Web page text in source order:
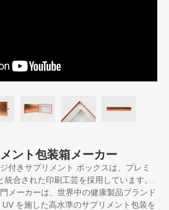
ント包装箱メーカー
付きサプリメント ボックスは、プレミ
合された印刷工芸を採用しています。.
メーカーは、世界中の健康製品ブランド
を施した高水準のサプリメント包装を